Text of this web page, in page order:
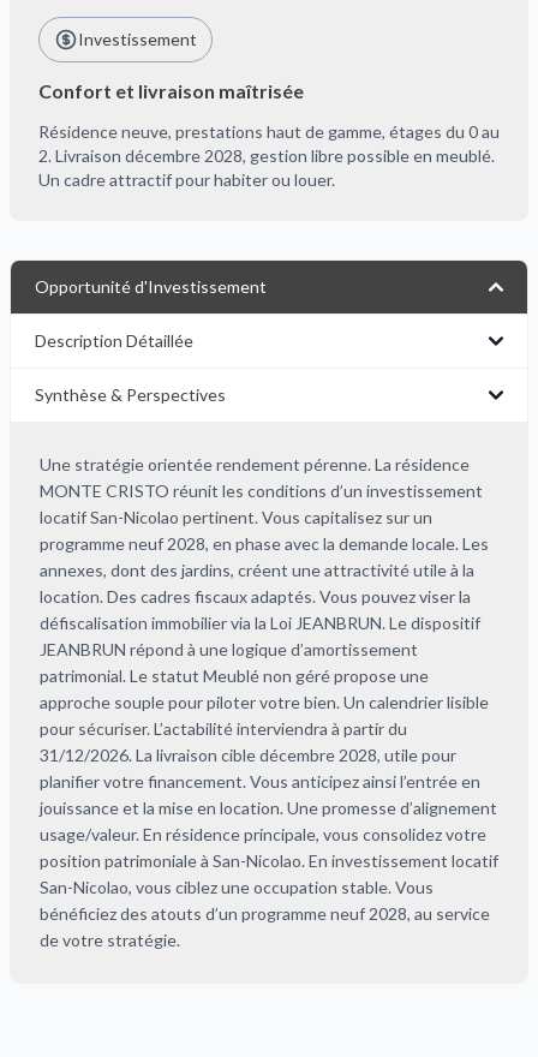
Investissement
Confort et livraison maîtrisée
Résidence neuve, prestations haut de gamme, étages du 0 au
2. Livraison décembre 2028, gestion libre possible en meublé.
Un cadre attractif pour habiter ou louer.
Opportunité d'Investissement
Description Détaillée
Synthèse & Perspectives
Une stratégie orientée rendement pérenne. La résidence
MONTE CRISTO réunit les conditions d’un investissement
locatif San-Nicolao pertinent. Vous capitalisez sur un
programme neuf 2028, en phase avec la demande locale. Les
annexes, dont des jardins, créent une attractivité utile à la
location. Des cadres fiscaux adaptés. Vous pouvez viser la
défiscalisation immobilier via la Loi JEANBRUN. Le dispositif
JEANBRUN répond à une logique d’amortissement
patrimonial. Le statut Meublé non géré propose une
approche souple pour piloter votre bien. Un calendrier lisible
pour sécuriser. L’actabilité interviendra à partir du
31/12/2026. La livraison cible décembre 2028, utile pour
planifier votre financement. Vous anticipez ainsi l’entrée en
jouissance et la mise en location. Une promesse d’alignement
usage/valeur. En résidence principale, vous consolidez votre
position patrimoniale à San-Nicolao. En investissement locatif
San-Nicolao, vous ciblez une occupation stable. Vous
bénéficiez des atouts d’un programme neuf 2028, au service
de votre stratégie.